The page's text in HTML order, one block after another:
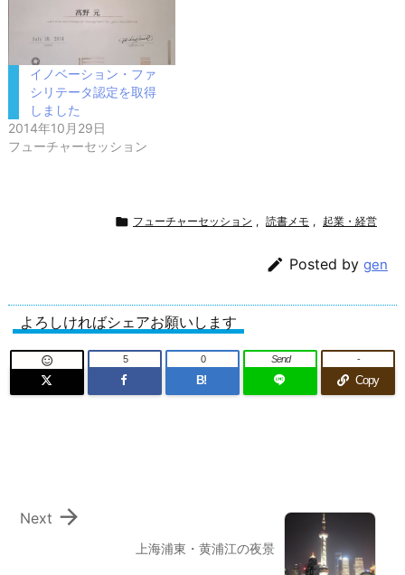
イノベーション・ファ
シリテータ認定を取得
しました
2014年10月29日
フューチャーセッション
 フューチャーセッション , 読書メモ , 起業・経営
 Posted by gen
よろしければシェアお願いします
 5
B!
0 Send
Copy
-
上海浦東・黄浦江の夜景

Next